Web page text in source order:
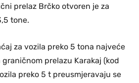
prelaz Brčko otvoren je za
tone.
za vozila preko 5 tona najveće
prelazu Karakaj (kod
preko 5 t preusmjeravaju se